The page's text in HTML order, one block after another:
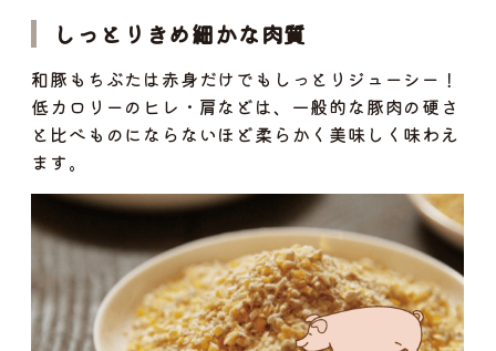
しっとりきめ細かな肉質
和豚もちぶたは赤身だけでもしっとりジューシー！
低カロリーのヒレ・肩などは、一般的な豚肉の硬さ
と比べものにならないほど柔らかく美味しく味わえ
ます。